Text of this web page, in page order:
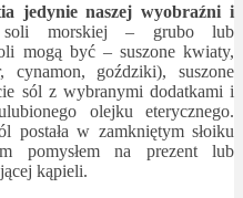
jedynie naszej wyobraźni i
soli morskiej – grubo lub
mogą być – suszone kwiaty,
cynamon, goździki), suszone
sól z wybranymi dodatkami i
olejku eterycznego.
postała w zamkniętym słoiku
pomysłem na prezent lub
kąpieli.